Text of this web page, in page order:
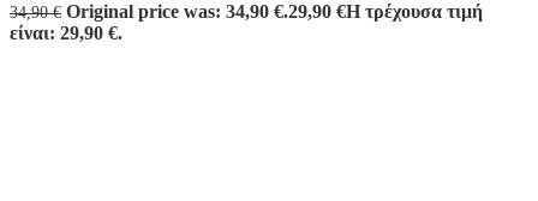
34,90€ Original price was: 34,90 €.29,90 €Η τρέχουσα τιμή
είναι: 29,90 €.